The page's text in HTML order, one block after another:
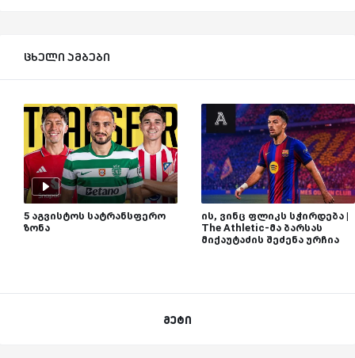
ცხელი ამბები
5 აგვისტოს სატრანსფერო
ზონა
ის, ვინც ფლიკს სჭირდება |
The Athletic-მა ბარსას
მიქაუტაძის შეძენა ურჩია
მეტი